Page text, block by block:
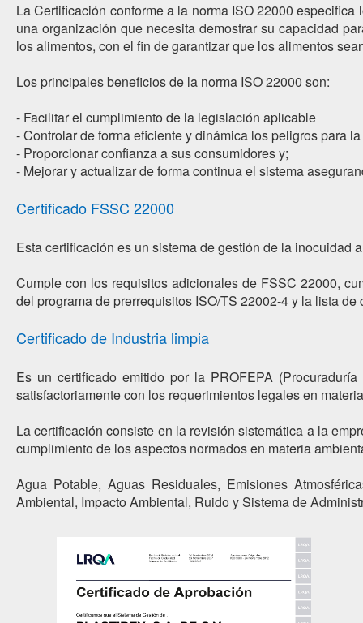
La Certificación conforme a la norma ISO 22000
una organización que necesita demostrar su capacidad
los alimentos, con el fin de garantizar que los alimentos
Los principales beneficios de la norma ISO 22000 son:
- Facilitar el cumplimiento de la legislación aplicable
- Controlar de forma eficiente y dinámica los peligros para
- Proporcionar confianza a sus consumidores y;
- Mejorar y actualizar de forma continua el sistema
Certificado FSSC 22000
Esta certificación es un sistema de gestión de la inocuidad
Cumple con los requisitos adicionales de FSSC 22000,
del programa de prerrequisitos ISO/TS 22002-4 y la lista
Certificado de Industria limpia
Es un certificado emitido por la PROFEPA
satisfactoriamente con los requerimientos legales en
La certificación consiste en la revisión sistemática a la
cumplimiento de los aspectos normados en materia
Agua Potable, Aguas Residuales, Emisiones
Ambiental, Impacto Ambiental, Ruido y Sistema de